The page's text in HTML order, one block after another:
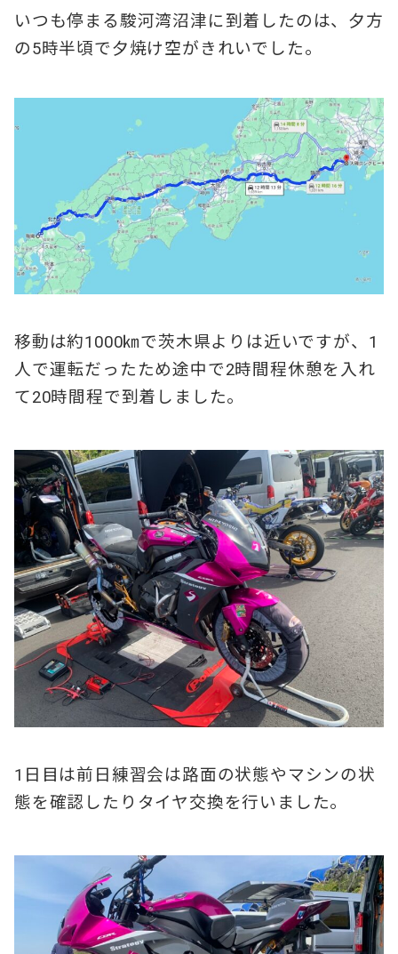
いつも停まる駿河湾沼津に到着したのは、夕方
の5時半頃で夕焼け空がきれいでした。
移動は約1000㎞で茨木県よりは近いですが、1
人で運転だったため途中で2時間程休憩を入れ
て20時間程で到着しました。
1日目は前日練習会は路面の状態やマシンの状
態を確認したりタイヤ交換を行いました。